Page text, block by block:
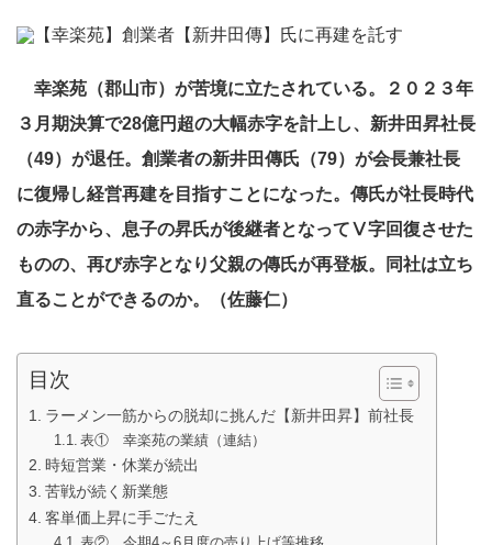
幸楽苑（郡山市）が苦境に立たされている。２０２３年
３月期決算で28億円超の大幅赤字を計上し、新井田昇社長
（49）が退任。創業者の新井田傳氏（79）が会長兼社長
に復帰し経営再建を目指すことになった。傳氏が社長時代
の赤字から、息子の昇氏が後継者となってⅤ字回復させた
ものの、再び赤字となり父親の傳氏が再登板。同社は立ち
直ることができるのか。（佐藤仁）
目次
ラーメン一筋からの脱却に挑んだ【新井田昇】前社長
表① 幸楽苑の業績（連結）
時短営業・休業が続出
苦戦が続く新業態
客単価上昇に手ごたえ